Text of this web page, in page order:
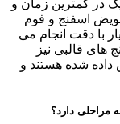
در کمترین زمان و
اسفنج و فوم
با دقت انجام می
های قالبی نیز
داده شده هستند و
مراحلی دارد؟